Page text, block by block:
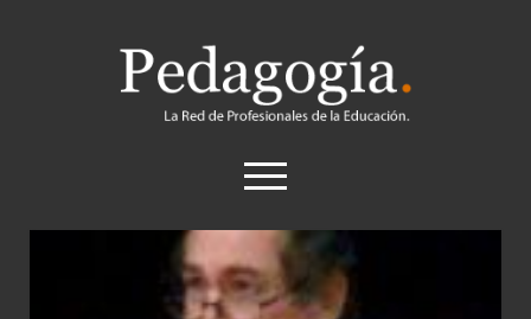
Pedagogía
abrir
el
twitter
Historia